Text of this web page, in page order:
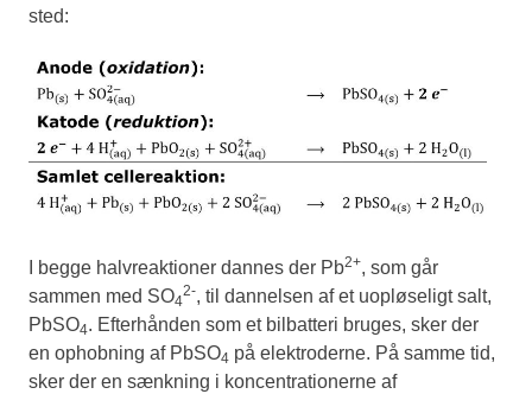
sted:
I begge halvreaktioner dannes der Pb2+, som går
sammen med SO4
2-, til dannelsen af et uopløseligt salt,
PbSO4. Efterhånden som et bilbatteri bruges, sker der
en ophobning af PbSO4 på elektroderne. På samme tid,
sker der en sænkning i koncentrationerne af